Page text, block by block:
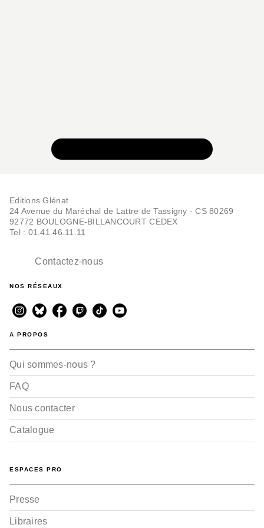
Editions Glénat
24 Avenue du Maréchal de Lattre de Tassigny - CS 80269
92772 BOULOGNE-BILLANCOURT CEDEX
Tel : 01.41.46.11.11
Contactez-nous
NOS RÉSEAUX
A PROPOS
Qui sommes-nous ?
FAQ
Nous contacter
Catalogue
ESPACES PRO
Presse
Libraires